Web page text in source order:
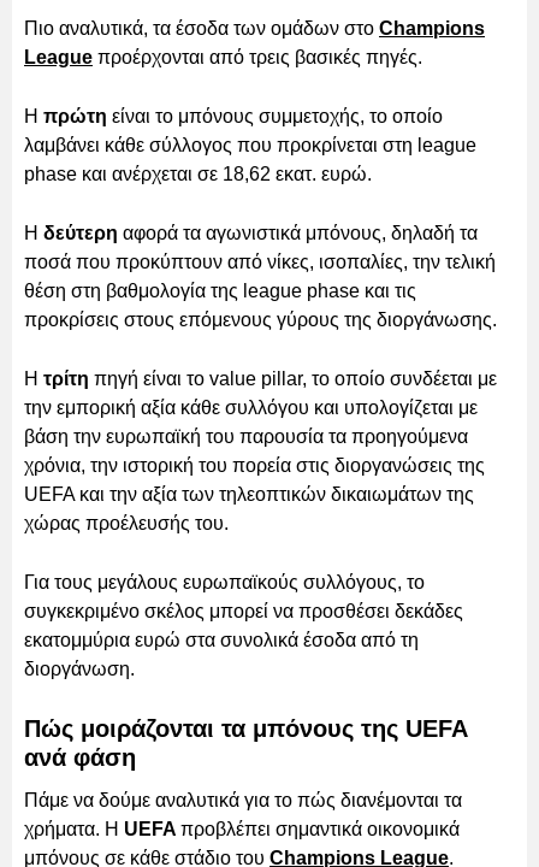
Πιο αναλυτικά, τα έσοδα των ομάδων στο Champions
League προέρχονται από τρεις βασικές πηγές.
Η πρώτη είναι το μπόνους συμμετοχής, το οποίο
λαμβάνει κάθε σύλλογος που προκρίνεται στη league
phase και ανέρχεται σε 18,62 εκατ. ευρώ.
Η δεύτερη αφορά τα αγωνιστικά μπόνους, δηλαδή τα
ποσά που προκύπτουν από νίκες, ισοπαλίες, την τελική
θέση στη βαθμολογία της league phase και τις
προκρίσεις στους επόμενους γύρους της διοργάνωσης.
Η τρίτη πηγή είναι το value pillar, το οποίο συνδέεται με
την εμπορική αξία κάθε συλλόγου και υπολογίζεται με
βάση την ευρωπαϊκή του παρουσία τα προηγούμενα
χρόνια, την ιστορική του πορεία στις διοργανώσεις της
UEFA και την αξία των τηλεοπτικών δικαιωμάτων της
χώρας προέλευσής του.
Για τους μεγάλους ευρωπαϊκούς συλλόγους, το
συγκεκριμένο σκέλος μπορεί να προσθέσει δεκάδες
εκατομμύρια ευρώ στα συνολικά έσοδα από τη
διοργάνωση.
Πώς μοιράζονται τα μπόνους της UEFA
ανά φάση
Πάμε να δούμε αναλυτικά για το πώς διανέμονται τα
χρήματα. Η UEFA προβλέπει σημαντικά οικονομικά
μπόνους σε κάθε στάδιο του Champions League.